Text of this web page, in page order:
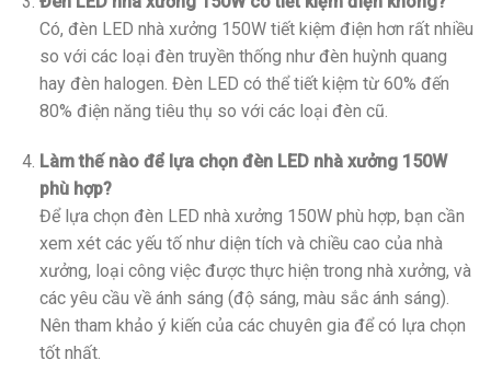
Có, đèn LED nhà xưởng 150W tiết kiệm điện hơn rất nhiều
so với các loại đèn truyền thống như đèn huỳnh quang
hay đèn halogen. Đèn LED có thể tiết kiệm từ 60% đến
80% điện năng tiêu thụ so với các loại đèn cũ.
Làm thế nào để lựa chọn đèn LED nhà xưởng 150W
phù hợp?
Để lựa chọn đèn LED nhà xưởng 150W phù hợp, bạn cần
xem xét các yếu tố như diện tích và chiều cao của nhà
xưởng, loại công việc được thực hiện trong nhà xưởng, và
các yêu cầu về ánh sáng (độ sáng, màu sắc ánh sáng).
Nên tham khảo ý kiến của các chuyên gia để có lựa chọn
tốt nhất.